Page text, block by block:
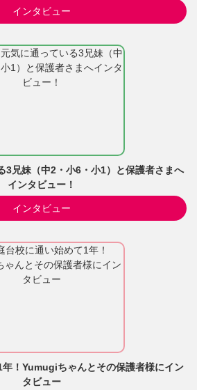
インタビュー
3兄妹（中2・小6・小1）と保護者さまへ
インタビュー！
インタビュー
！Yumugiちゃんとその保護者様にイン
タビュー